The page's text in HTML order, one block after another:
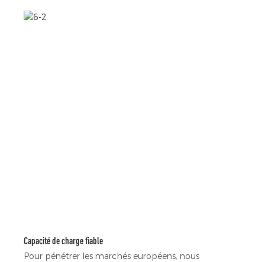
Capacité de charge fiable
Pour pénétrer les marchés européens, nous